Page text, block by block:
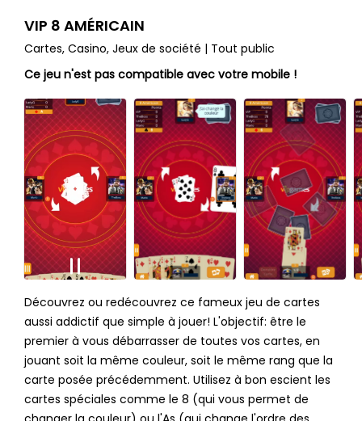
VIP 8 AMÉRICAIN
Cartes, Casino, Jeux de société | Tout public
Ce jeu n'est pas compatible avec votre mobile !
Découvrez ou redécouvrez ce fameux jeu de cartes
aussi addictif que simple à jouer! L'objectif: être le
premier à vous débarrasser de toutes vos cartes, en
jouant soit la même couleur, soit le même rang que la
carte posée précédemment. Utilisez à bon escient les
cartes spéciales comme le 8 (qui vous permet de